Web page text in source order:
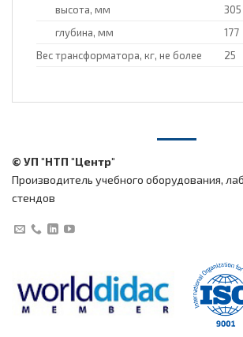
высота, мм
305
глубина, мм
177
Вес трансформатора, кг, не более
25
© УП "НТП "Центр"
Производитель учебного оборудования,
стендов